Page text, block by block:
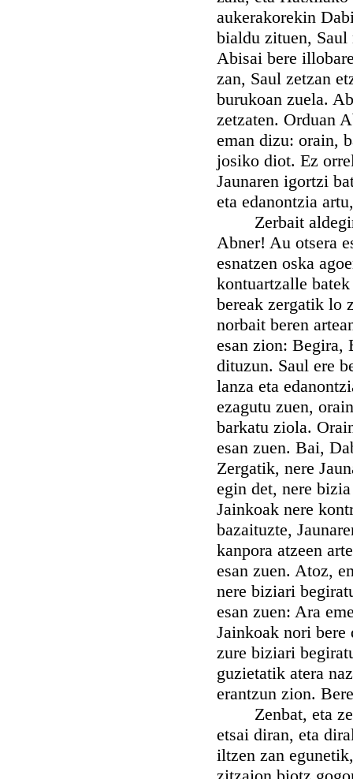
aukerakorekin
bialdu zituen, Saul
Abisai bere
zan, Saul zetzan
burukoan zuela.
zetzaten. Orduan
eman dizu: orain,
josiko diot. Ez
Jaunaren igortzi
eta edanontzia
Zerbait aldegin
Abner! Au otsera
esnatzen oska
kontuartzalle
bereak zergatik lo
norbait beren
esan zion: Begira,
dituzun. Saul ere
lanza eta
ezagutu zuen,
barkatu ziola.
esan zuen. Bai,
Zergatik, nere
egin det, nere
Jainkoak nere
bazaituzte,
kanpora atzeen
esan zuen. Atoz,
nere biziari
esan zuen: Ara
Jainkoak nori bere
zure biziari
guzietatik atera
erantzun zion.
Zenbat, eta
etsai diran, eta
iltzen zan